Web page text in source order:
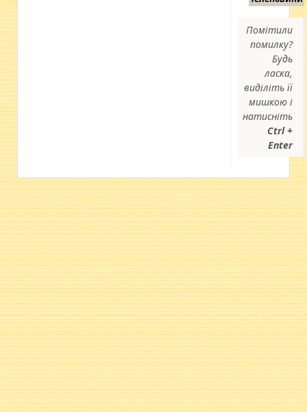
Помітили
помилку?
Будь
ласка,
виділіть її
мишкою і
натисніть
Ctrl +
Enter